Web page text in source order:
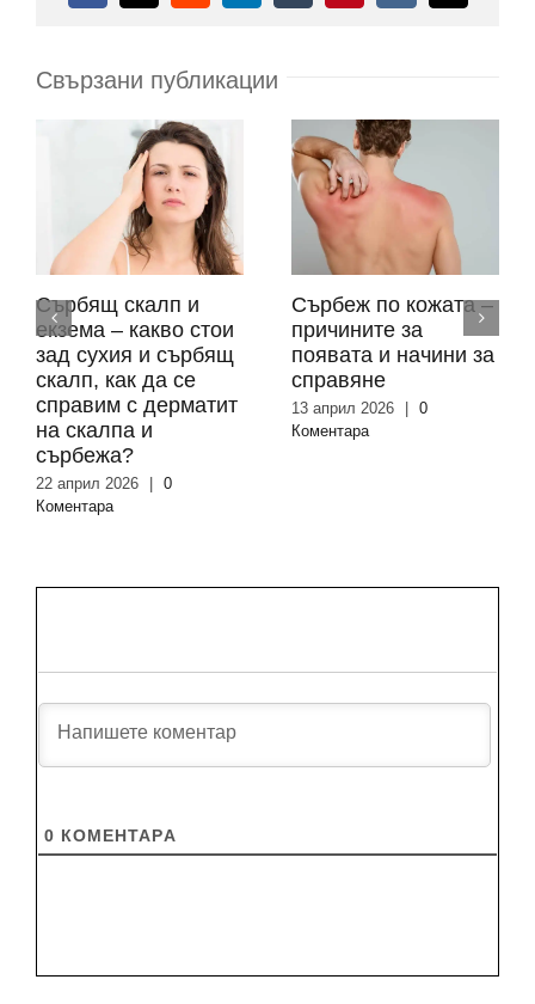
поща:
Свързани публикации
Сърбящ скалп и
екзема – какво стои
зад сухия и сърбящ
скалп, как да се
справим с дерматит
на скалпа и
сърбежа?
22 април 2026 | 0
Коментара
Сърбеж по кожата –
причините за
появата и начини за
справяне
13 април 2026 | 0
Коментара
0 КОМЕНТАРA